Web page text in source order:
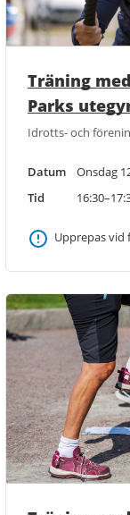
Träning
Parks
Idrotts- och
Datum
Onsdag
Tid
Upprepas vid